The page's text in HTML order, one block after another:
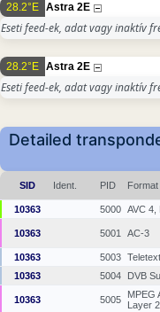
28.2°E Astra 2E
Eseti feed-ek, adat vagy inaktív
28.2°E Astra 2E
Eseti feed-ek, adat vagy inaktív
Detailed
SID Ident. PID Format
10363 5000 AVC 4,
10363 5001 AC-3
10363 5003
10363
5004 DVB
10363 5005
MPEG
Layer 2